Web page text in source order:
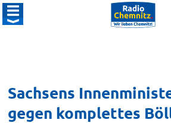
Sachsens
gegen komplettes